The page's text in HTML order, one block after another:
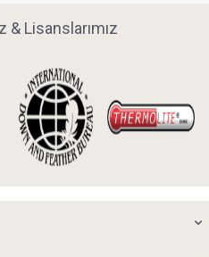
& Lisanslarımız